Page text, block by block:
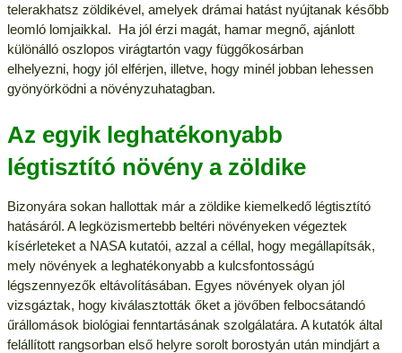
telerakhatsz zöldikével, amelyek drámai hatást nyújtanak később
leomló lomjaikkal. Ha jól érzi magát, hamar megnő, ajánlott
különálló oszlopos virágtartón vagy függőkosárban
elhelyezni, hogy jól elférjen, illetve, hogy minél jobban lehessen
gyönyörködni a növényzuhatagban.
Az egyik leghatékonyabb
légtisztító növény a zöldike
Bizonyára sokan hallottak már a zöldike kiemelkedő légtisztító
hatásáról. A legközismertebb beltéri növényeken végeztek
kísérleteket a NASA kutatói, azzal a céllal, hogy megállapítsák,
mely növények a leghatékonyabb a kulcsfontosságú
légszennyezők eltávolításában. Egyes növények olyan jól
vizsgáztak, hogy kiválasztották őket a jövőben felbocsátandó
űrállomások biológiai fenntartásának szolgálatára. A kutatók által
felállított rangsorban első helyre sorolt borostyán után mindjárt a